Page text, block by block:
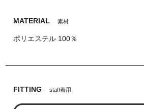
MATERIAL 素材
ポリエステル 100％
FITTING staff着用